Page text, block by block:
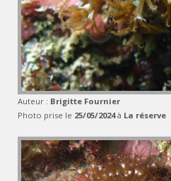
Auteur : Brigitte Fournier
Photo prise le 25/05/2024à La réserve